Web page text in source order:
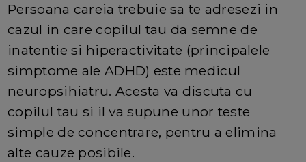
Persoana careia trebuie sa te adresezi in
cazul in care copilul tau da semne de
inatentie si hiperactivitate (principalele
simptome ale ADHD) este medicul
neuropsihiatru. Acesta va discuta cu
copilul tau si il va supune unor teste
simple de concentrare, pentru a elimina
alte cauze posibile.